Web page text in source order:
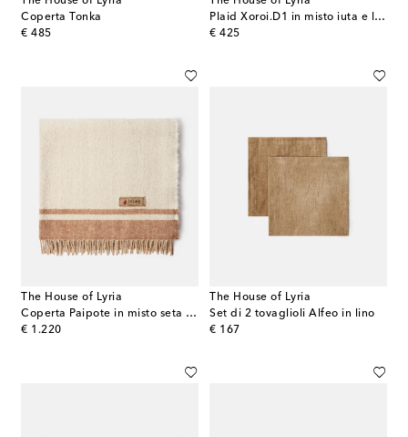
Coperta Tonka
€ 485
original price
Plaid Xoroi.D1 in misto iuta e lana a righe
€ 425
original price
The House of Lyria
Coperta Paipote in misto seta e cammello
€ 1.220
original price
The House of Lyria
Set di 2 tovaglioli Alfeo in lino
€ 167
original price